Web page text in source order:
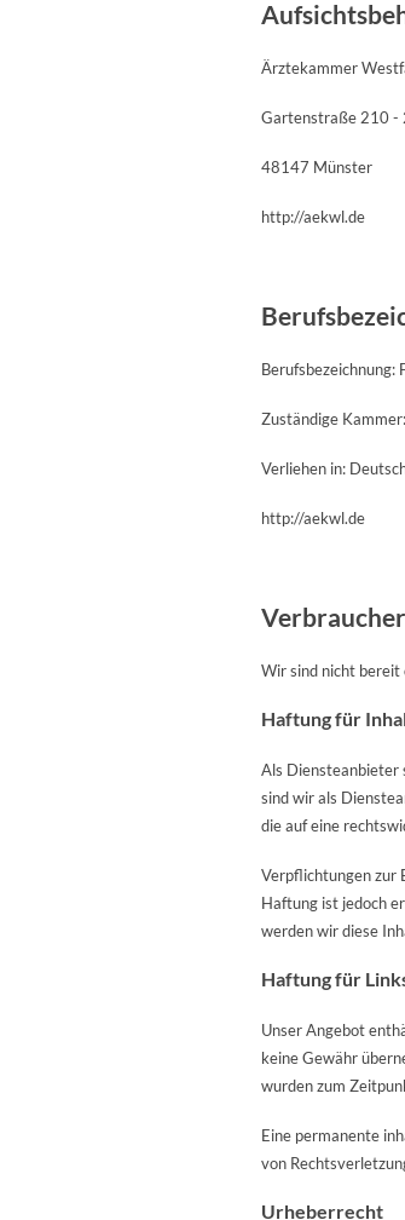
Ärztekammer
Gartenstraße 210 -
48147 Münster
http://aekwl.de
Berufsbezeichnung:
Zuständige
Verliehen in:
http://aekwl.de
Wir sind nicht bereit
Haftung für
Als Diensteanbieter
sind wir als
die auf eine
Verpflichtungen zur
Haftung ist jedoch
werden wir diese
Haftung für
Unser Angebot
keine Gewähr
wurden zum
Eine permanente
von
Urheberrecht